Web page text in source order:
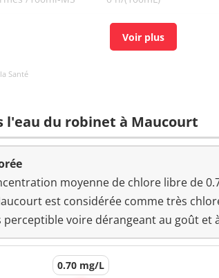
<1 n/mL
Changement anormal
7,4 unité pH
mesure du pH 11,7 °C
Santé
l'eau du robinet à Maucourt
moyenne de chlore libre de
est considérée comme très
perceptible voire dérangeant au goût et
0.70 mg/L